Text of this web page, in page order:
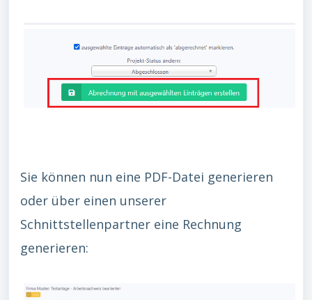
Sie können nun eine PDF-Datei generieren
oder über einen unserer
Schnittstellenpartner eine Rechnung
generieren: